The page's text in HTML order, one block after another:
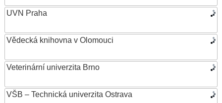
UVN Praha
Vědecká knihovna v Olomouci
Veterinární univerzita Brno
VŠB – Technická univerzita Ostrava